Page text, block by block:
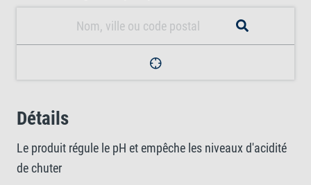
Détails
Le produit régule le pH et empêche les niveaux d'acidité
de chuter